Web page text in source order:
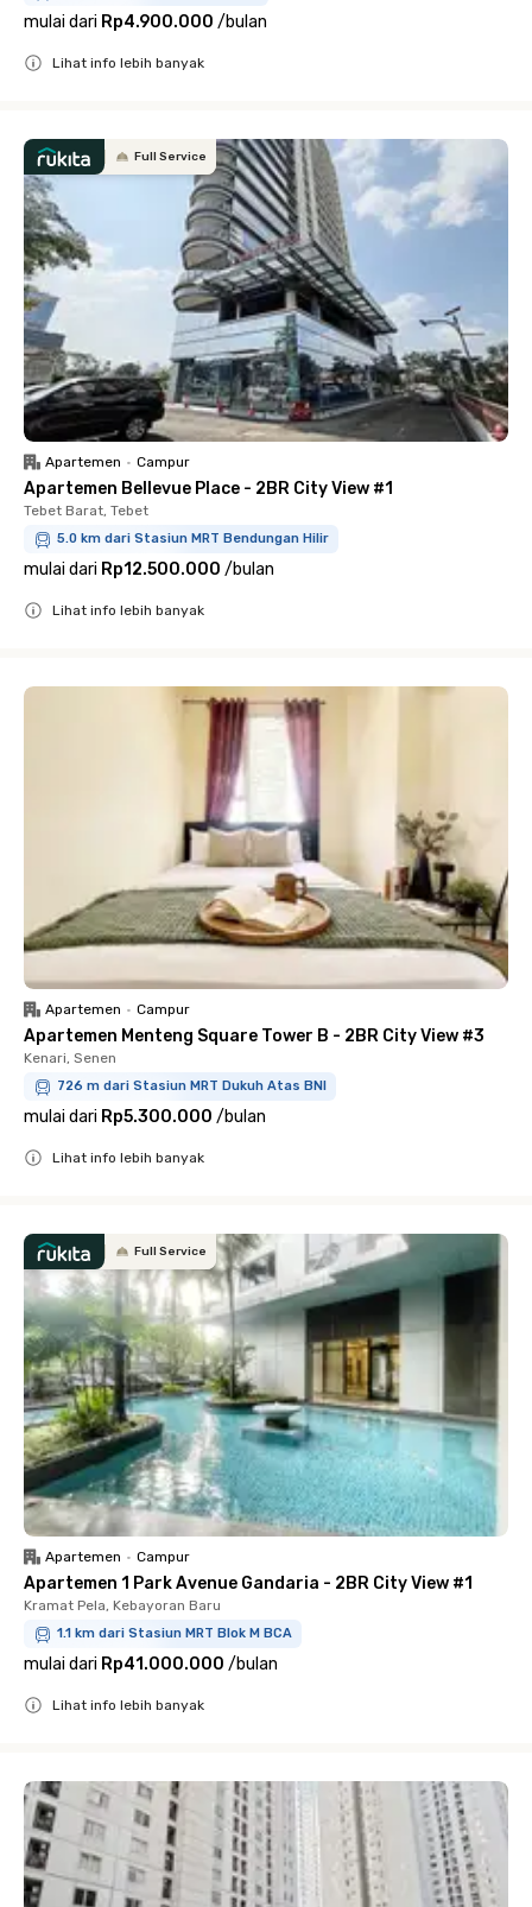
mulai dari Rp4.900.000 /bulan
Lihat info lebih banyak
Full Service
Apartemen • Campur
Apartemen Bellevue Place - 2BR City View #1
Tebet Barat, Tebet
5.0 km dari Stasiun MRT Bendungan Hilir
mulai dari Rp12.500.000 /bulan
Lihat info lebih banyak
Apartemen • Campur
Apartemen Menteng Square Tower B - 2BR City View #3
Kenari, Senen
726 m dari Stasiun MRT Dukuh Atas BNI
mulai dari Rp5.300.000 /bulan
Lihat info lebih banyak
Full Service
Apartemen • Campur
Apartemen 1 Park Avenue Gandaria - 2BR City View #1
Kramat Pela, Kebayoran Baru
1.1 km dari Stasiun MRT Blok M BCA
mulai dari Rp41.000.000 /bulan
Lihat info lebih banyak